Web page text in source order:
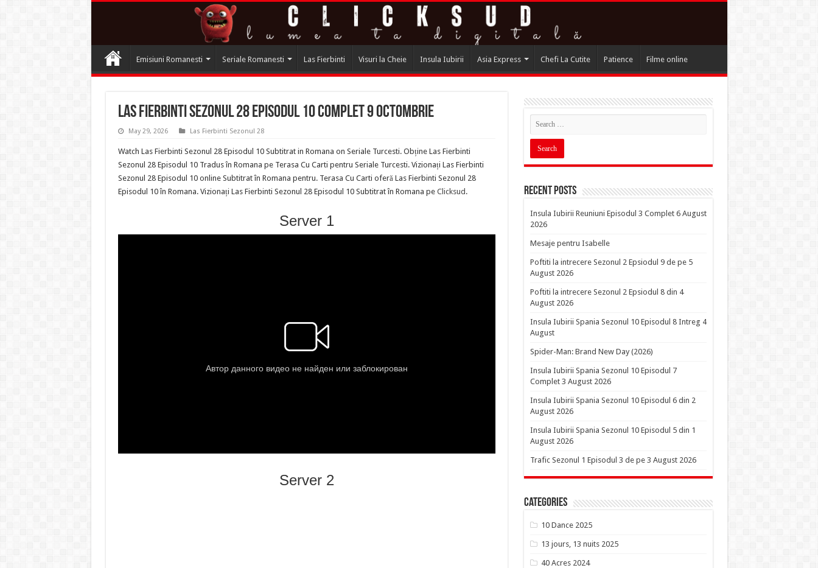
Emisiuni Romanesti Seriale Romanesti Las Fierbinti Visuri la Cheie Insula Iubirii Asia Express Chefi La Cutite Patience Filme online
Las Fierbinti Sezonul 28 Episodul 10 complet 9 Octombrie
May 29, 2026 Las Fierbinti Sezonul 28
Watch Las Fierbinti Sezonul 28 Episodul 10 Subtitrat in Romana on Seriale Turcesti. Obține Las Fierbinti
Sezonul 28 Episodul 10 Tradus în Romana pe Terasa Cu Carti pentru Seriale Turcesti. Vizionați Las Fierbinti
Sezonul 28 Episodul 10 online Subtitrat în Romana pentru. Terasa Cu Carti oferă Las Fierbinti Sezonul 28
Episodul 10 în Romana. Vizionați Las Fierbinti Sezonul 28 Episodul 10 Subtitrat în Romana pe Clicksud .
Server 1
Server 2
Recent Posts
Insula Iubirii Reuniuni Episodul 3 Complet 6 August
2026
Mesaje pentru Isabelle
Poftiti la intrecere Sezonul 2 Epsiodul 9 de pe 5
August 2026
Poftiti la intrecere Sezonul 2 Epsiodul 8 din 4
August 2026
Insula Iubirii Spania Sezonul 10 Episodul 8 Intreg 4
August
Spider-Man: Brand New Day (2026)
Insula Iubirii Spania Sezonul 10 Episodul 7
Complet 3 August 2026
Insula Iubirii Spania Sezonul 10 Episodul 6 din 2
August 2026
Insula Iubirii Spania Sezonul 10 Episodul 5 din 1
August 2026
Trafic Sezonul 1 Episodul 3 de pe 3 August 2026
Categories
10 Dance 2025
13 jours, 13 nuits 2025
40 Acres 2024